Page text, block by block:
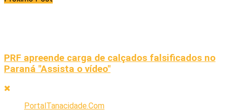
PRF apreende carga de calçados falsificados no
Paraná "Assista o vídeo"
PortalTanacidade.Com